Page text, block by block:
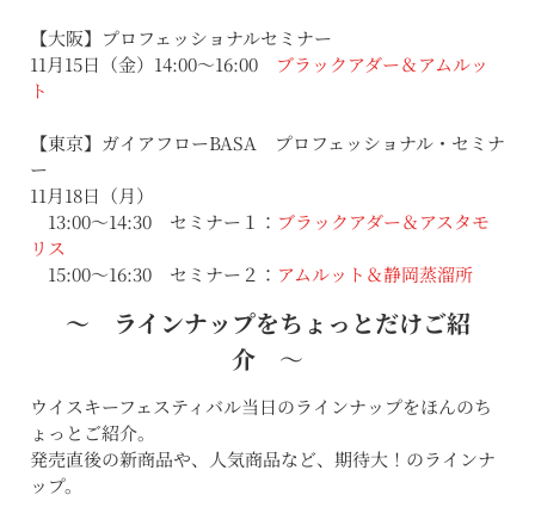
【大阪】プロフェッショナルセミナー
11月15日（金）14:00〜16:00 ブラックアダー＆アムルッ
ト
【東京】ガイアフローBASA プロフェッショナル・セミナ
ー
11月18日（月）
13:00〜14:30 セミナー１： ブラックアダー＆アスタモ
リス
15:00〜16:30 セミナー２： アムルット＆静岡蒸溜所
〜 ラインナップをちょっとだけご紹
介 〜
ウイスキーフェスティバル当日のラインナップをほんのち
ょっとご紹介。
発売直後の新商品や、人気商品など、期待大！のラインナ
ップ。